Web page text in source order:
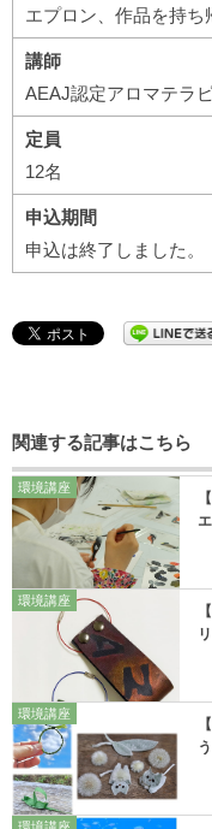
エプロン、作品を持ち
講師
AEAJ認定アロマテラ
定員
12名
申込期間
申込は終了しました。
関連する記事はこちら
環境講座
環境講座
環境講座